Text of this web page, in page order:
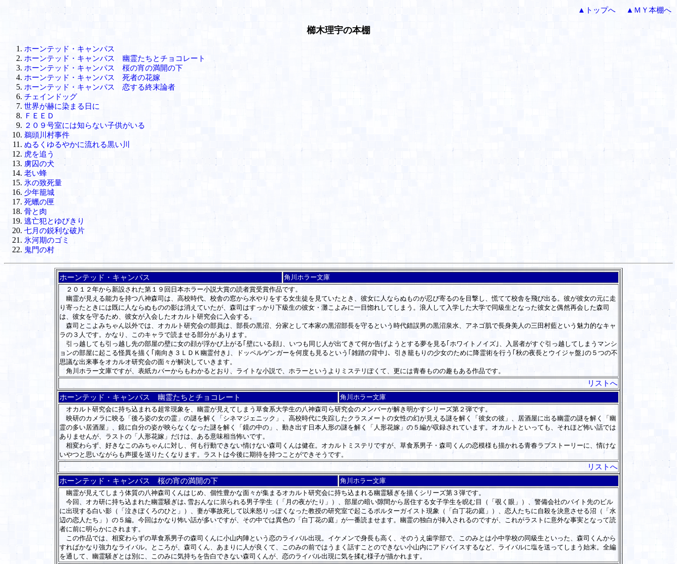
▲トップへ ▲ＭＹ本棚へ
櫛木理宇の本棚
ホーンテッド・キャンパス
ホーンテッド・キャンパス 幽霊たちとチョコレート
ホーンテッド・キャンパス 桜の宵の満開の下
ホーンテッド・キャンパス 死者の花嫁
ホーンテッド・キャンパス 恋する終末論者
チェインドッグ
世界が赫に染まる日に
ＦＥＥＤ
２０９号室には知らない子供がいる
鵜頭川村事件
ぬるくゆるやかに流れる黒い川
虎を追う
虜囚の犬
老い蜂
氷の致死量
少年籠城
死蠟の匣
骨と肉
逃亡犯とゆびきり
七月の鋭利な破片
氷河期のゴミ
鬼門の村
ホーンテッド・キャンパス
角川ホラー文庫
２０１２年から新設された第１９回日本ホラー小説大賞の読者賞受賞作品です。
幽霊が見える能力を持つ八神森司は、高校時代、校舎の窓から水やりをする女生徒を見ていたとき、彼女に人ならぬものが忍び寄るのを目撃し、慌てて校舎を飛び出る。彼が彼女の元に走
り寄ったときには既に人ならぬものの影は消えていたが、森司はすっかり下級生の彼女・灘こよみに一目惚れしてしまう。浪人して入学した大学で同級生となった彼女と偶然再会した森司
は、彼女を守るため、彼女が入会したオカルト研究会に入会する。
森司とこよみちゃん以外では、オカルト研究会の部員は、部長の黒沼、分家として本家の黒沼部長を守るという時代錯誤男の黒沼泉水、アネゴ肌で長身美人の三田村藍という魅力的なキャ
ラの３人です。かなり、このキャラで読ませる部分が.あります。
引っ越しても引っ越し先の部屋の壁に女の顔が浮かび上がる｢壁にいる顔｣、いつも同じ人が出てきて何か告げようとする夢を見る｢ホワイトノイズ｣、入居者がすぐ引っ越してしまうマンシ
ョンの部屋に起こる怪異を描く｢南向き３ＬＤＫ幽霊付き｣、ドッペルゲンガーを何度も見るという｢雑踏の背中｣、引き籠もりの少女のために降霊術を行う｢秋の夜長とウイジャ盤｣の５つの不
思議な出来事をオカルオ研究会の面々が解決していきます。
角川ホラー文庫ですが、表紙カバーからもわかるとおり、ライトな小説で、ホラーというよりミステリぽくて、更には青春ものの趣もある作品です。
リストへ
ホーンテッド・キャンパス 幽霊たちとチョコレート
角川ホラー文庫
オカルト研究会に持ち込まれる超常現象を、幽霊が見えてしまう草食系大学生の八神森司ら研究会のメンバーが解き明かすシリーズ第２弾です。
映研のカメラに映る「後ろ姿の女の霊」の謎を解く「シネマジェニック」、高校時代に失踪したクラスメートの女性の幻が見える謎を解く「彼女の彼」、居酒屋に出る幽霊の謎を解く「幽
霊の多い居酒屋」、鏡に自分の姿が映らなくなった謎を解く「鏡の中の」、動き出す日本人形の謎を解く「人形花嫁」の５編が収録されています。オカルトといっても、それほど怖い話では
ありませんが、ラストの「人形花嫁」だけは、ある意味相当怖いです。
相変わらず、好きなこのみちゃんに対し、何も行動できない情けない森司くんは健在。オカルトミステリですが、草食系男子・森司くんの恋模様も描かれる青春ラブストーリーに、情けな
いやつと思いながらも声援を送りたくなります。ラストは今後に期待を持つことができそうです。
リストへ
ホーンテッド・キャンパス 桜の宵の満開の下
角川ホラー文庫
幽霊が見えてしまう体質の八神森司くんはじめ、個性豊かな面々が集まるオカルト研究会に持ち込まれる幽霊騒ぎを描くシリーズ第３弾です。
今回、オカ研に持ち込まれた幽霊騒ぎは､雪おんなに祟られる男子学生（「月の夜がたり」）、部屋の暗い隙間から居住する女子学生を睨む目（「覗く眼」）、警備会社のバイト先のビル
に出現する白い影（「泣きぼくろのひと」）、妻が事故死して以来怒りっぽくなった教授の研究室で起こるポルターガイスト現象（「白丁花の庭」）、恋人たちに自殺を決意させる沼（「水
辺の恋人たち」）の５編。今回はかなり怖い話が多いですが、その中では異色の「白丁花の庭」が一番読ませます。幽霊の独白が挿入されるのですが、これがラストに意外な事実となって読
者に前に明らかにされます。
この作品では、相変わらずの草食系男子の森司くんに小山内陣という恋のライバル出現。イケメンで身長も高く、そのうえ歯学部で、このみとは小中学校の同級生といった、森司くんから
すればかなり強力なライバル。ところが、森司くん、あまりに人が良くて、このみの前ではうまく話すことのできない小山内にアドバイスするなど、ライバルに塩を送ってしまう始末。全編
を通して、幽霊騒ぎとは別に、このみに気持ちを告白できない森司くんが、恋のライバル出現に気を揉む様子が描かれます。